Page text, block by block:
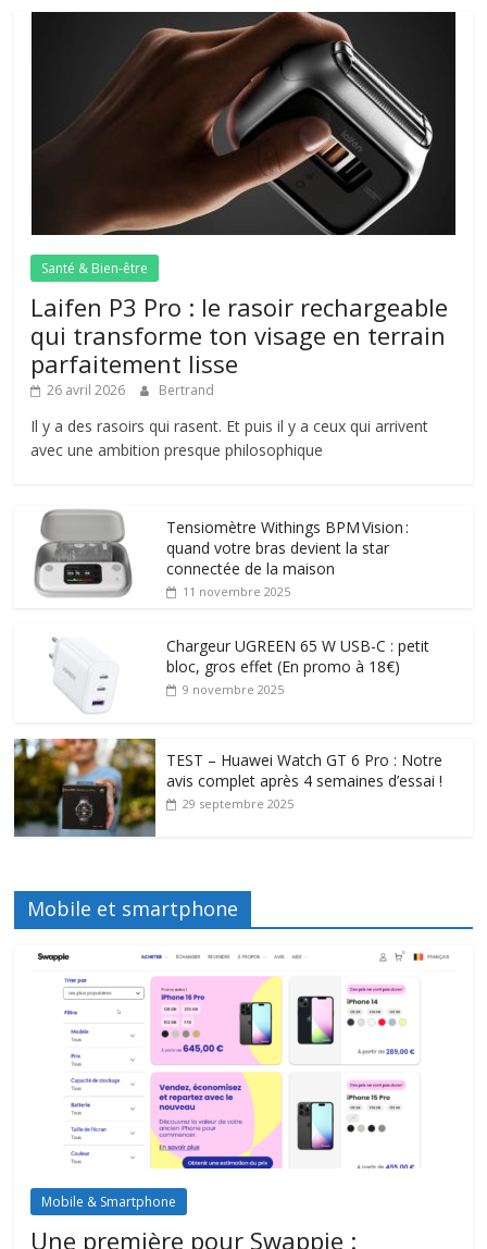
Santé & Bien-être
Laifen P3 Pro : le rasoir rechargeable
qui transforme ton visage en terrain
parfaitement lisse
26 avril 2026 Bertrand
Il y a des rasoirs qui rasent. Et puis il y a ceux qui arrivent
avec une ambition presque philosophique
Tensiomètre Withings BPM Vision :
quand votre bras devient la star
connectée de la maison
11 novembre 2025
Chargeur UGREEN 65 W USB-C : petit
bloc, gros effet (En promo à 18€)
9 novembre 2025
TEST – Huawei Watch GT 6 Pro : Notre
avis complet après 4 semaines d’essai !
29 septembre 2025
Mobile et smartphone
Mobile & Smartphone
Une première pour Swappie :